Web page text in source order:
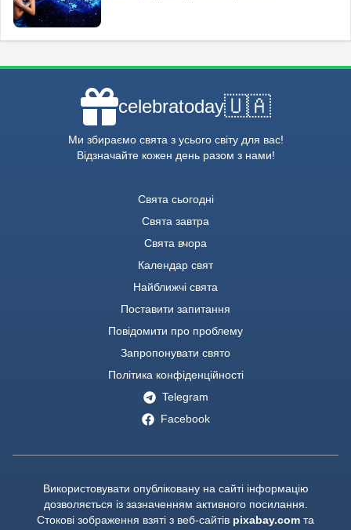
celebratoday🇺🇦
Ми збираємо свята з усього світу для вас!
Відзначайте кожен день разом з нами!
Свята сьогодні
Свята завтра
Свята вчора
Календар свят
Найближчі свята
Поставити запитання
Повідомити про проблему
Запропонувати свято
Політика конфіденційності
Telegram
Facebook
Використовувати опубліковану на сайті інформацію
дозволяється із зазначенням активного посилання.
Стокові зображення взяті з веб-сайтів pixabay.com та